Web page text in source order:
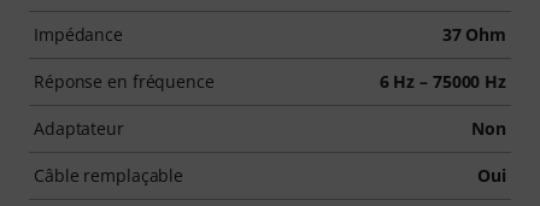
Impédance 37 Ohm
Réponse en fréquence 6 Hz – 75000 Hz
Adaptateur Non
Câble remplaçable Oui